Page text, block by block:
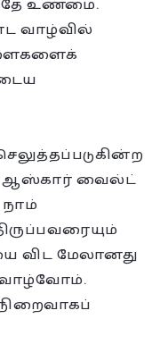
உண்மை.
வாழ்வில்
ஆஸ்கார் வைல்ட்
விட மேலானது